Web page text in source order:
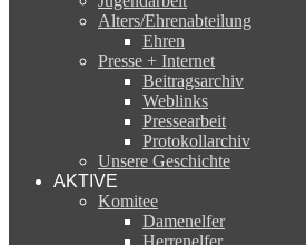
Alters/Ehrenabteilung
Ehren
Presse + Internet
Beitragsarchiv
Weblinks
Pressearbeit
Protokollarchiv
Unsere Geschichte
AKTIVE
Komitee
Damenelfer
Herrenelfer